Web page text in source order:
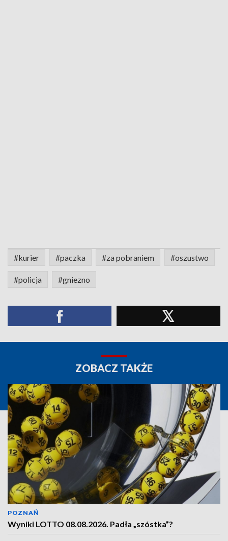
#kurier #paczka #za pobraniem #oszustwo
#policja #gniezno
ZOBACZ TAKŻE
POZNAŃ
Wyniki LOTTO 08.08.2026. Padła „szóstka”?